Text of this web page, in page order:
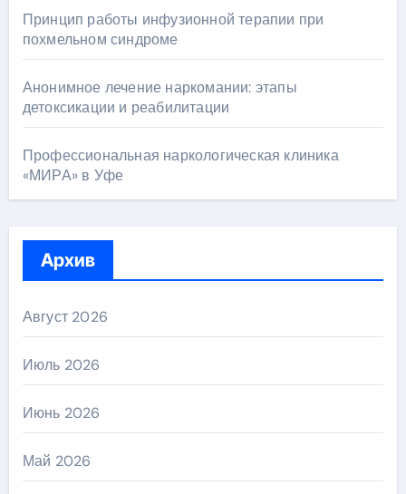
Принцип работы инфузионной терапии при
похмельном синдроме
Анонимное лечение наркомании: этапы
детоксикации и реабилитации
Профессиональная наркологическая клиника
«МИРА» в Уфе
Архив
Август 2026
Июль 2026
Июнь 2026
Май 2026